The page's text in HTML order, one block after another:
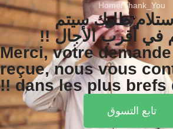
Home Thank_You
طلبك سيتم
في أقرب الأجال !!
Merci, votre
reçue, nous vous
dans les plus brefs
تابع التسوق